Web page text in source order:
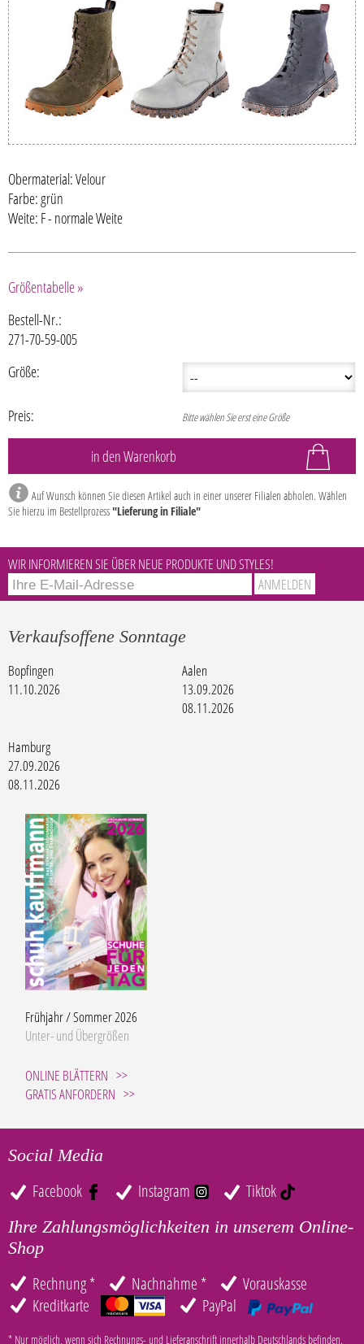
Obermaterial: Velour
Farbe: grün
Weite: F - normale Weite
Größentabelle »
Bestell-Nr.:
271-70-59-005
Größe:
Preis: Bitte wählen Sie erst eine Größe
Auf Wunsch können Sie diesen Artikel auch in einer unserer Filialen abholen. Wählen
Sie hierzu im Bestellprozess"Lieferung in Filiale"
WIR INFORMIEREN SIE ÜBER NEUE PRODUKTE UND STYLES!
Verkaufsoffene Sonntage
Bopfingen
11.10.2026
Aalen
13.09.2026
08.11.2026
Hamburg
27.09.2026
08.11.2026
Frühjahr / Sommer 2026
Unter- und Übergrößen
ONLINE BLÄTTERN
GRATIS ANFORDERN
Social Media
Facebook Instagram Tiktok
Ihre Zahlungsmöglichkeiten in unserem Online-
Shop
Rechnung * Nachnahme *
Vorauskasse
Kreditkarte
PayPal
* Nur möglich, wenn sich Rechnungs- und Lieferanschrift innerhalb Deutschlands befinden.